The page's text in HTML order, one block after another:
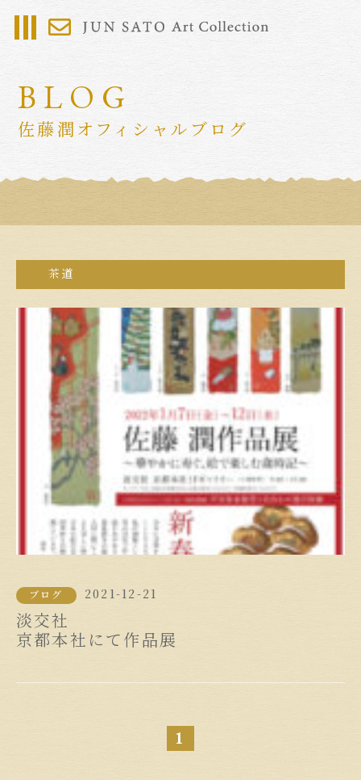
BLOG
佐藤潤オフィシャルブログ
茶道
ブログ 2021-12-21
淡交社
京都本社にて作品展
1